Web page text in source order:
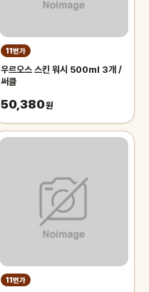
11번가
우르오스 스킨 워시 500ml 3개 /
써클
50,380원
11번가